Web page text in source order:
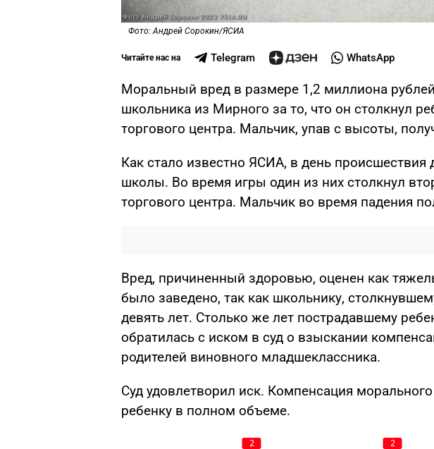
Фото: Андрей Сорокин/ЯСИА
Читайте нас на Telegram WhatsApp
Моральный вред в размере 1,2 миллиона
школьника из Мирного за то, что он столкнул
торгового центра. Мальчик, упав с высоты,
Как стало известно ЯСИА, в день происшествия
школы. Во время игры один из них столкнул
торгового центра. Мальчик во время падения
Вред, причиненный здоровью, оценен как
было заведено, так как школьнику,
девять лет. Столько же лет пострадавшему
обратилась с иском в суд о взыскании
родителей виновного младшеклассника.
Суд удовлетворил иск. Компенсация
ребенку в полном объеме.
2 2